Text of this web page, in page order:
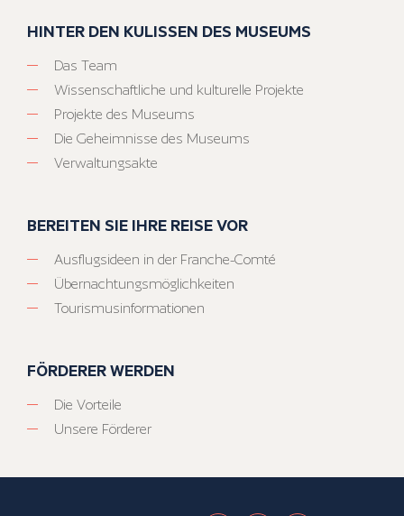
HINTER DEN KULISSEN DES MUSEUMS
Das Team
Wissenschaftliche und kulturelle Projekte
Projekte des Museums
Die Geheimnisse des Museums
Verwaltungsakte
BEREITEN SIE IHRE REISE VOR
Ausflugsideen in der Franche-Comté
Übernachtungsmöglichkeiten
Tourismusinformationen
FÖRDERER WERDEN
Die Vorteile
Unsere Förderer